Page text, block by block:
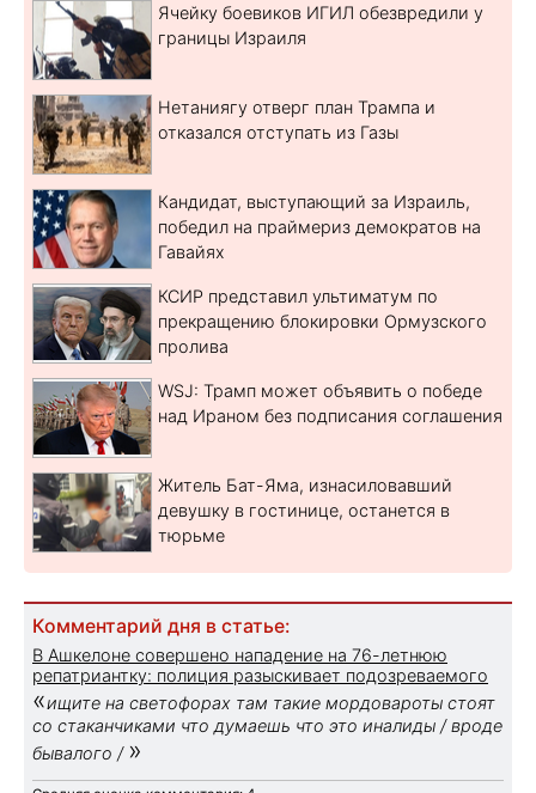
Ячейку боевиков ИГИЛ обезвредили у
границы Израиля
Нетаниягу отверг план Трампа и
отказался отступать из Газы
Кандидат, выступающий за Израиль,
победил на праймериз демократов на
Гавайях
КСИР представил ультиматум по
прекращению блокировки Ормузского
пролива
WSJ: Трамп может объявить о победе
над Ираном без подписания соглашения
Житель Бат-Яма, изнасиловавший
девушку в гостинице, останется в
тюрьме
Комментарий дня в статье:
В Ашкелоне совершено нападение на 76-летнюю
репатриантку: полиция разыскивает подозреваемого
«ищите на светофорах там такие мордовароты стоят
со стаканчиками что думаешь что это иналиды / вроде
бывалого / »